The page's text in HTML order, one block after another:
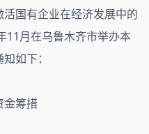
国有企业在经济发展中的
11月在乌鲁木齐市举办本
如下：
金筹措